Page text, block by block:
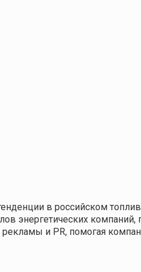
в российском
энергетических
и PR, помогая